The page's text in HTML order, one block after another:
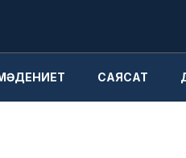
САЯСАТ